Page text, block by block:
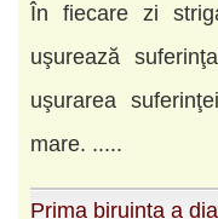
În fiecare zi
uşurează
uşurarea
mare. .....
Prima biruinta a